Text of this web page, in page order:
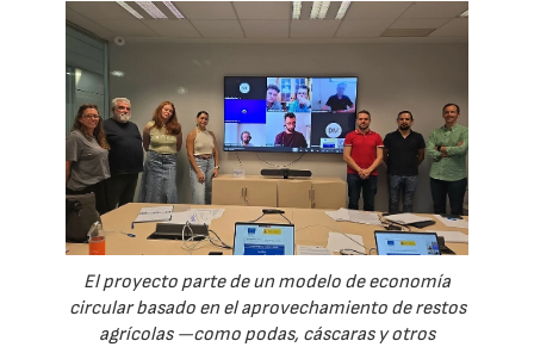
El proyecto parte de un modelo de economía
circular basado en el aprovechamiento de restos
agrícolas —como podas, cáscaras y otros